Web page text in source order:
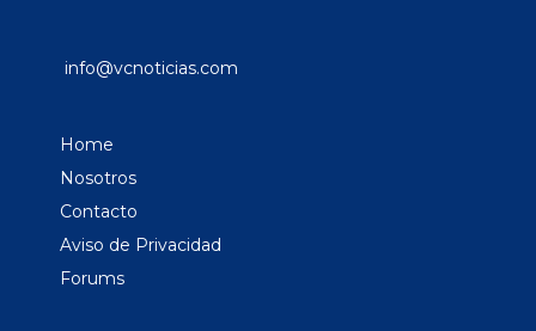
info@vcnoticias.com
Home
Nosotros
Contacto
Aviso de Privacidad
Forums